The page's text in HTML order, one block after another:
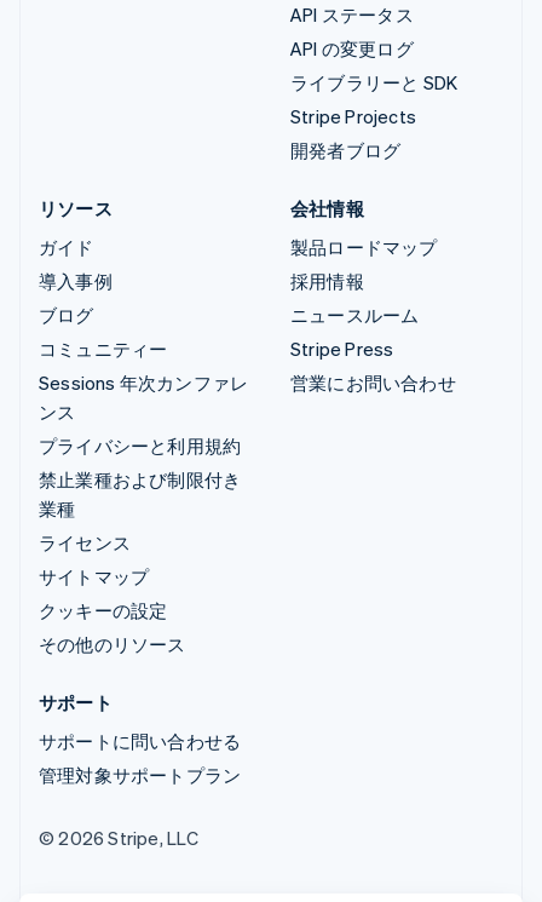
API ステータス
API の変更ログ
ライブラリーと SDK
Stripe Projects
開発者ブログ
リソース
ガイド
導入事例
ブログ
コミュニティー
Sessions 年次カンファレ
ンス
プライバシーと利用規約
禁止業種および制限付き
業種
ライセンス
サイトマップ
クッキーの設定
その他のリソース
会社情報
製品ロードマップ
採用情報
ニュースルーム
Stripe Press
営業にお問い合わせ
サポート
サポートに問い合わせる
管理対象サポートプラン
© 2026 Stripe, LLC